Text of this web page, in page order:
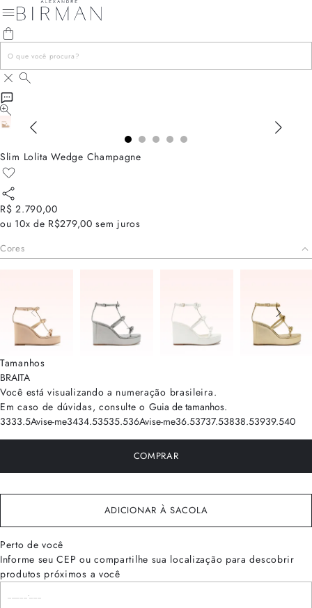
Slim Lolita Wedge Champagne
R$ 2.790,00
ou 10x de R$279,00 sem juros
Cores
Tamanhos
BRAITA
Você está visualizando a numeração brasileira.
Em caso de dúvidas, consulte o Guia de tamanhos.
3333.5Avise-me3434.53535.536Avise-me36.53737.53838.53939.540
COMPRAR
ADICIONAR À SACOLA
Perto de você
Informe seu CEP ou compartilhe sua localização para descobrir
produtos próximos a você